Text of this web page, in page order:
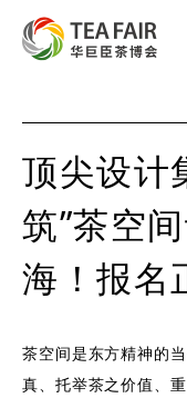
顶尖设计
筑”茶空
海！报
茶空间是东方精神的
真、托举茶之价值、